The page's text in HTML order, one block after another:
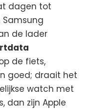
dagen tot
Samsung
de lader
de fiets,
goed; draait het
watch met
dan zijn Apple